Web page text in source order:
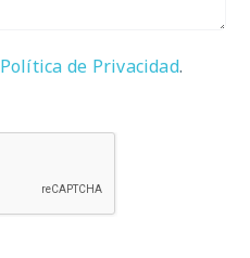
Política de Privacidad.